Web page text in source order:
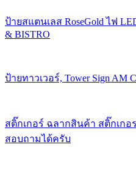
ป้ายสแตนเลส RoseGold ไฟ
& BISTRO
ป้ายทาวเวอร์, Tower Sign AM
สติ๊กเกอร์ ฉลากสินค้า สติ๊กเก
สอบถามได้ครับ